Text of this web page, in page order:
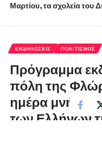
Μαρτίου, τα σχολεία του
ΕΚΔΗΛΏΣΕΙΣ ΠΟΛΙΤΙΣΜΌΣ
Πρόγραμμα
πόλη της
ημέρα μνήμης
των Ελλήνων